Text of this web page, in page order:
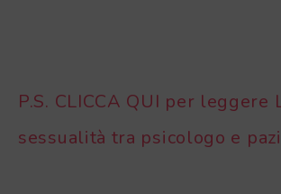
P.S. CLICCA QUI per leggere
sessualità tra psicologo e